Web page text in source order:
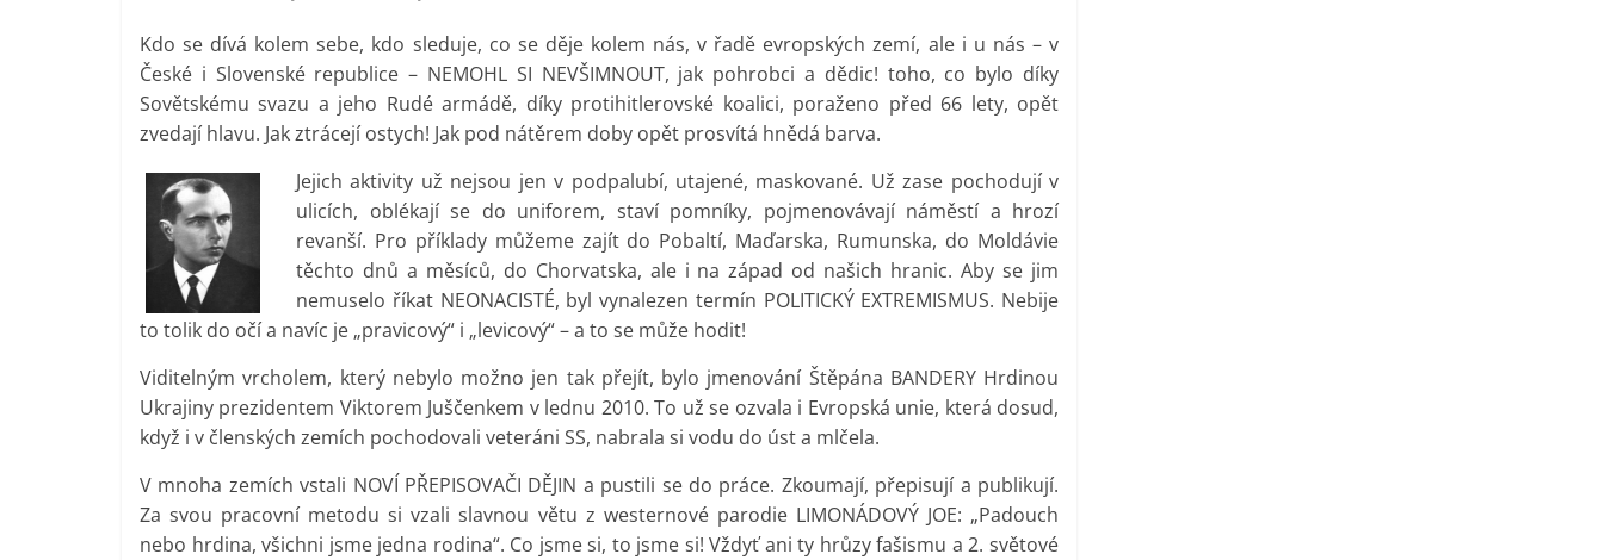
Kdo se dívá kolem sebe, kdo sleduje, co se děje kolem nás, v řadě evropských zemí, ale i u nás – v
České i Slovenské republice – NEMOHL SI NEVŠIMNOUT, jak pohrobci a dědic! toho, co bylo díky
Sovětskému svazu a jeho Rudé armádě, díky protihitlerovské koalici, poraženo před 66 lety, opět
zvedají hlavu. Jak ztrácejí ostych! Jak pod nátěrem doby opět prosvítá hnědá barva.
Jejich aktivity už nejsou jen v podpalubí, utajené, maskované. Už zase pochodují v
ulicích, oblékají se do uniforem, staví pomníky, pojmenovávají náměstí a hrozí
revanší. Pro příklady můžeme zajít do Pobaltí, Maďarska, Rumunska, do Moldávie
těchto dnů a měsíců, do Chorvatska, ale i na západ od našich hranic. Aby se jim
nemuselo říkat NEONACISTÉ, byl vynalezen termín POLITICKÝ EXTREMISMUS. Nebije
to tolik do očí a navíc je „pravicový“ i „levicový“ – a to se může hodit!
Viditelným vrcholem, který nebylo možno jen tak přejít, bylo jmenování Štěpána BANDERY Hrdinou
Ukrajiny prezidentem Viktorem Juščenkem v lednu 2010. To už se ozvala i Evropská unie, která dosud,
když i v členských zemích pochodovali veteráni SS, nabrala si vodu do úst a mlčela.
V mnoha zemích vstali NOVÍ PŘEPISOVAČI DĚJIN a pustili se do práce. Zkoumají, přepisují a publikují.
Za svou pracovní metodu si vzali slavnou větu z westernové parodie LIMONÁDOVÝ JOE: „Padouch
nebo hrdina, všichni jsme jedna rodina“. Co jsme si, to jsme si! Vždyť ani ty hrůzy fašismu a 2. světové